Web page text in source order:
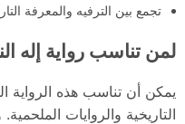
تجمع بين الترفيه والمعرفة
لمن تناسب رواية إله
يمكن أن تناسب هذه الرواية
التاريخية والروايات